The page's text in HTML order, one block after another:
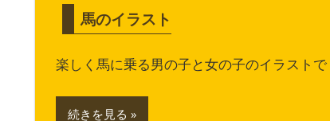
馬のイラスト
楽しく馬に乗る男の子と女の子のイラストで
続きを見る